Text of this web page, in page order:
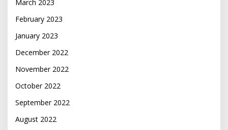
March 2023
February 2023
January 2023
December 2022
November 2022
October 2022
September 2022
August 2022